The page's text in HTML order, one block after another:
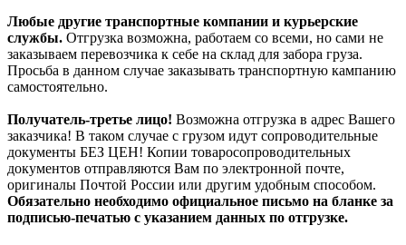
Любые другие транспортные компании и курьерские
службы. Отгрузка возможна, работаем со всеми, но сами не
заказываем перевозчика к себе на склад для забора груза.
Просьба в данном случае заказывать транспортную кампанию
самостоятельно.
Получатель-третье лицо! Возможна отгрузка в адрес Вашего
заказчика! В таком случае с грузом идут сопроводительные
документы БЕЗ ЦЕН! Копии товаросопроводительных
документов отправляются Вам по электронной почте,
оригиналы Почтой России или другим удобным способом.
Обязательно необходимо официальное письмо на бланке за
подписью-печатью с указанием данных по отгрузке.